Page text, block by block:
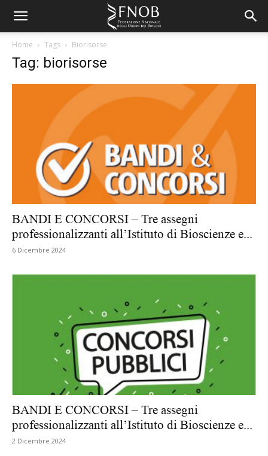
Home Tags Biorisorse
Tag: biorisorse
BANDI E CONCORSI – Tre assegni
professionalizzanti all’Istituto di Bioscienze e...
6 Dicembre 2024
BANDI E CONCORSI – Tre assegni
professionalizzanti all’Istituto di Bioscienze e...
2 Dicembre 2024